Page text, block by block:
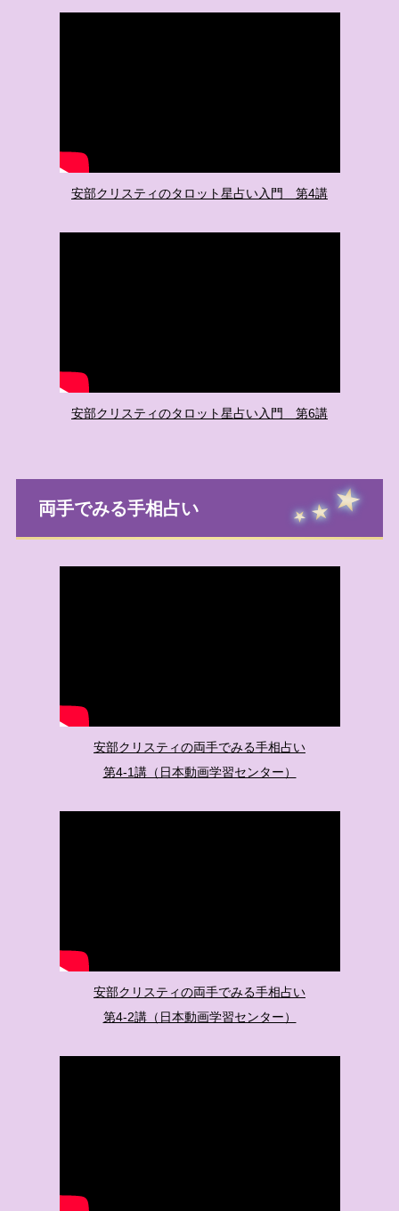
安部クリスティのタロット星占い入門 第4講
安部クリスティのタロット星占い入門 第6講
両手でみる手相占い
安部クリスティの両手でみる手相占い
第4-1講（日本動画学習センター）
安部クリスティの両手でみる手相占い
第4-2講（日本動画学習センター）